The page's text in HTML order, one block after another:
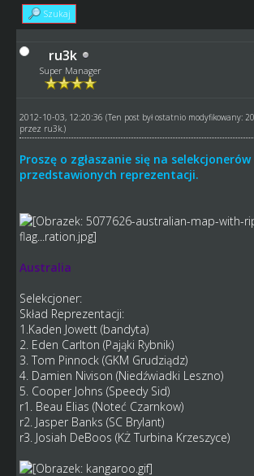
Szukaj
ru3k
Super Manager
2012-10-03, 12:20:36 (Ten post był ostatnio modyfikowany:
przez ru3k.)
Proszę o zgłaszanie się na selekcjonerów
przedstawionych reprezentacji.
Australia
Selekcjoner:
Skład Reprezentacji:
1.Kaden Jowett (bandyta)
2. Eden Carlton (Pająki Rybnik)
3. Tom Pinnock (GKM Grudziądz)
4. Damien Nivison (Niedźwiadki Leszno)
5. Cooper Johns (Speedy Sid)
r1. Beau Elias (Noteć Czarnkow)
r2. Jasper Banks (SC Brylant)
r3. Josiah DeBoos (KŻ Turbina Krzeszyce)